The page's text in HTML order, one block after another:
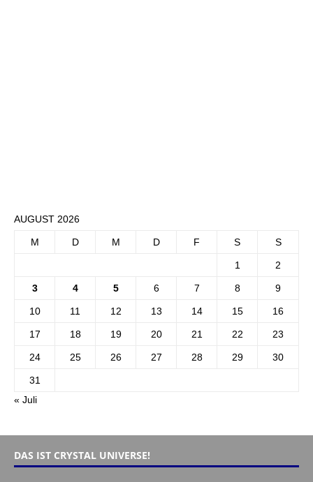
AUGUST 2026
M D M D F S S
1 2
3 4 5 6 7 8 9
10 11 12 13 14 15 16
17 18 19 20 21 22 23
24 25 26 27 28 29 30
31
« Juli
DAS IST CRYSTAL UNIVERSE!